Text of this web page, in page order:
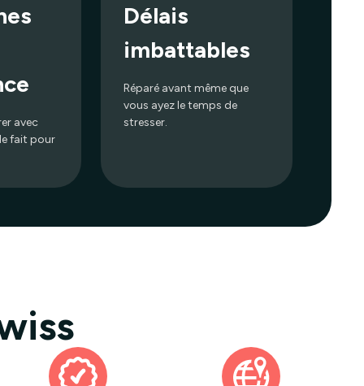
avec
fait pour
Délais
imbattables
Réparé avant même que
vous ayez le temps de
stresser.